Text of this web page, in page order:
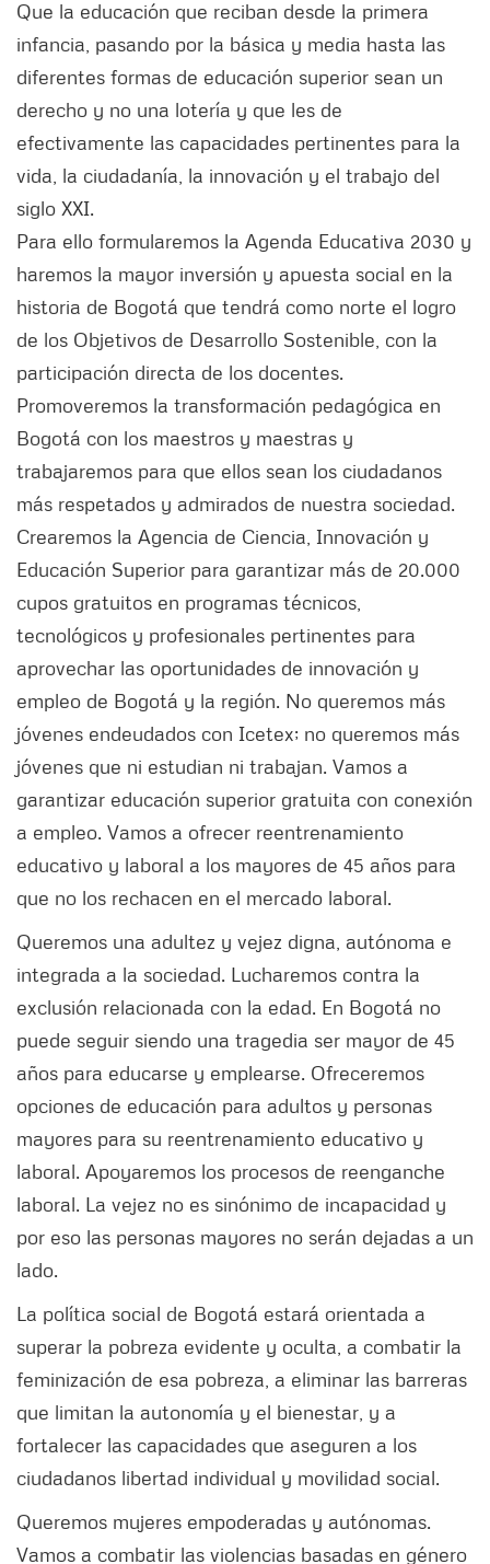
Que la educación que reciban desde la primera
infancia, pasando por la básica y media hasta las
diferentes formas de educación superior sean un
derecho y no una lotería y que les de
efectivamente las capacidades pertinentes para la
vida, la ciudadanía, la innovación y el trabajo del
siglo XXI.
Para ello formularemos la Agenda Educativa 2030 y
haremos la mayor inversión y apuesta social en la
historia de Bogotá que tendrá como norte el logro
de los Objetivos de Desarrollo Sostenible, con la
participación directa de los docentes.
Promoveremos la transformación pedagógica en
Bogotá con los maestros y maestras y
trabajaremos para que ellos sean los ciudadanos
más respetados y admirados de nuestra sociedad.
Crearemos la Agencia de Ciencia, Innovación y
Educación Superior para garantizar más de 20.000
cupos gratuitos en programas técnicos,
tecnológicos y profesionales pertinentes para
aprovechar las oportunidades de innovación y
empleo de Bogotá y la región. No queremos más
jóvenes endeudados con Icetex; no queremos más
jóvenes que ni estudian ni trabajan. Vamos a
garantizar educación superior gratuita con conexión
a empleo. Vamos a ofrecer reentrenamiento
educativo y laboral a los mayores de 45 años para
que no los rechacen en el mercado laboral.
Queremos una adultez y vejez digna, autónoma e
integrada a la sociedad. Lucharemos contra la
exclusión relacionada con la edad. En Bogotá no
puede seguir siendo una tragedia ser mayor de 45
años para educarse y emplearse. Ofreceremos
opciones de educación para adultos y personas
mayores para su reentrenamiento educativo y
laboral. Apoyaremos los procesos de reenganche
laboral. La vejez no es sinónimo de incapacidad y
por eso las personas mayores no serán dejadas a un
lado.
La política social de Bogotá estará orientada a
superar la pobreza evidente y oculta, a combatir la
feminización de esa pobreza, a eliminar las barreras
que limitan la autonomía y el bienestar, y a
fortalecer las capacidades que aseguren a los
ciudadanos libertad individual y movilidad social.
Queremos mujeres empoderadas y autónomas.
Vamos a combatir las violencias basadas en género